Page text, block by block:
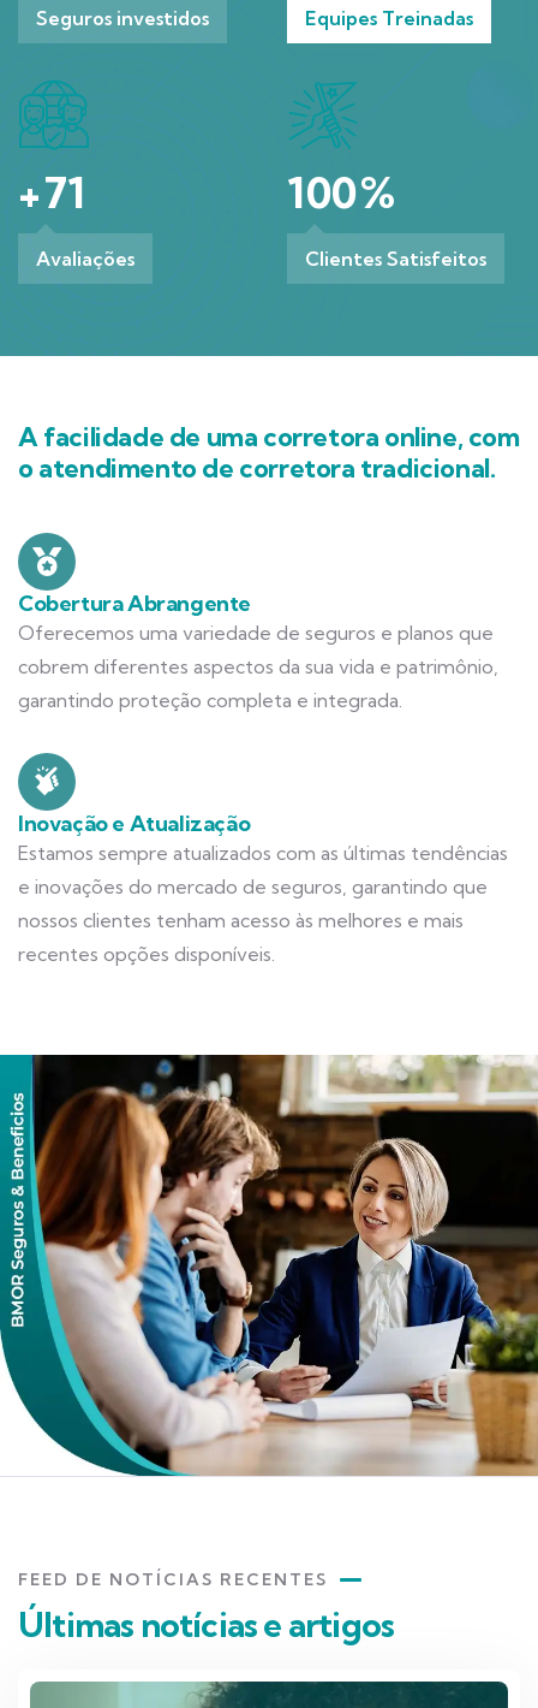
Seguros investidos Equipes Treinadas
+71
Avaliações
100%
Clientes Satisfeitos
A facilidade de uma corretora online, com
o atendimento de corretora tradicional.
Cobertura Abrangente
Oferecemos uma variedade de seguros e planos que
cobrem diferentes aspectos da sua vida e patrimônio,
garantindo proteção completa e integrada.
Inovação e Atualização
Estamos sempre atualizados com as últimas tendências
e inovações do mercado de seguros, garantindo que
nossos clientes tenham acesso às melhores e mais
recentes opções disponíveis.
FEED DE NOTÍCIAS RECENTES
Últimas notícias e artigos